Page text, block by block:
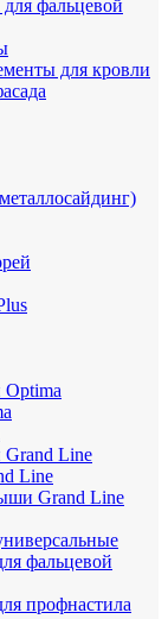
фальцевой
для кровли
Optima
Grand Line
Line
Grand Line
фальцевой
профнастила